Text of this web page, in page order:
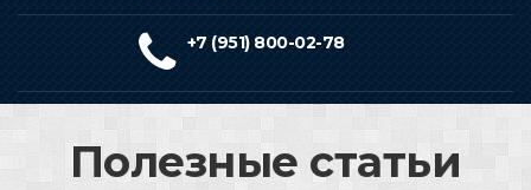
+7 (951) 800-02-78
Полезные статьи